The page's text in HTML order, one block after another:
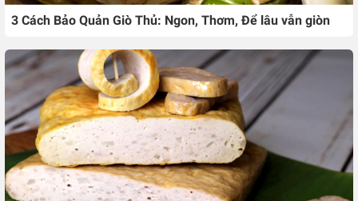
3 Cách Bảo Quản Giò Thủ: Ngon, Thơm, Để lâu vẫn giòn